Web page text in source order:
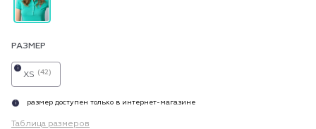
РАЗМЕР
XS (42)
i
i размер доступен только в интернет-магазине
Таблица размеров